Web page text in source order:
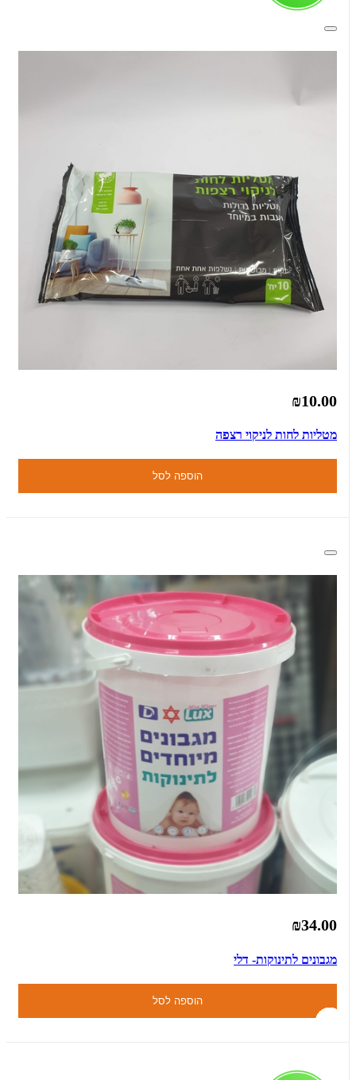
₪10.00
מטליות לחות לניקוי רצפה
הוספה לסל
₪34.00
מגבונים לתינוקות- דלי
הוספה לסל